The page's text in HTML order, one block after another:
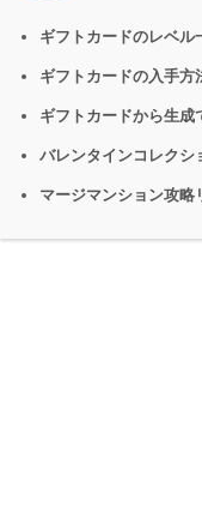
ギフトカードのレベル
ギフトカードの入手方
ギフトカードから生成
バレンタインコレクシ
マージマンション攻略